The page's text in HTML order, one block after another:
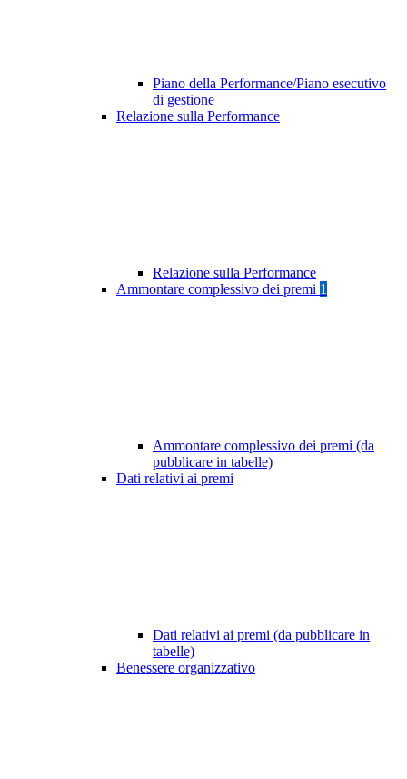
Piano della Performance/Piano esecutivo
di gestione
Relazione sulla Performance
Relazione sulla Performance
Ammontare complessivo dei premi 1
Ammontare complessivo dei premi (da
pubblicare in tabelle)
Dati relativi ai premi
Dati relativi ai premi (da pubblicare in
tabelle)
Benessere organizzativo